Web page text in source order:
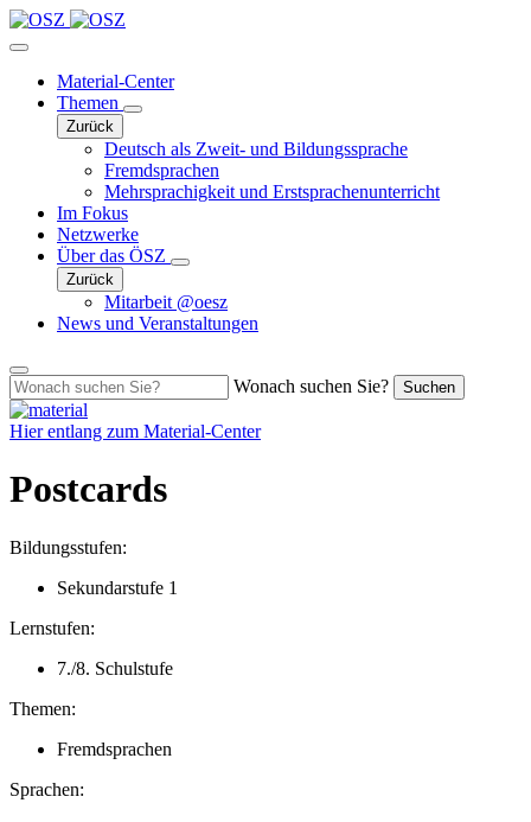
Material-Center
Themen
Zurück
Deutsch als Zweit- und Bildungssprache
Fremdsprachen
Mehrsprachigkeit und Erstsprachenunterricht
Im Fokus
Netzwerke
Über das ÖSZ
Zurück
Mitarbeit @oesz
News und Veranstaltungen
Wonach suchen Sie? Suchen
Hier entlang zum Material-Center
Postcards
Bildungsstufen:
Sekundarstufe 1
Lernstufen:
7./8. Schulstufe
Themen:
Fremdsprachen
Sprachen: